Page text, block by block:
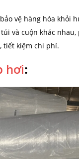
vệ hàng hóa khỏi
và cuộn khác
tiết kiệm chi phí.
hơi: